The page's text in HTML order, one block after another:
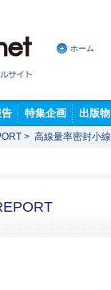
ホーム
特集企画 出版物
> 高線量率密封小